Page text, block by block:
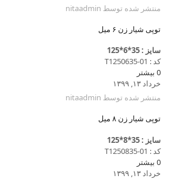
منتشر شده توسط nitaadmin
توپی شیار زن ۶ میل
سایز : 35*6*125
کد : T1250635-01
0 بیشتر
خرداد ۱۳, ۱۳۹۹
منتشر شده توسط nitaadmin
توپی شیار زن ۸ میل
سایز : 35*8*125
کد : T1250835-01
0 بیشتر
خرداد ۱۳, ۱۳۹۹